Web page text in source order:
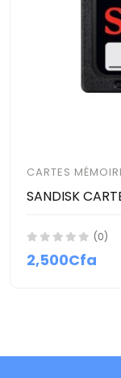
CARTES
SANDISK
(0)
2,500Cfa